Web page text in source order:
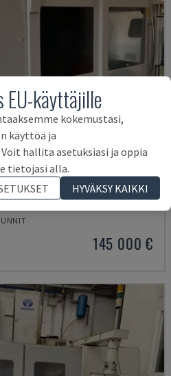
145 000 €
EU-käyttäjille
kokemustasi,
käyttöä ja
hallita asetuksiasi ja oppia
tietojasi alla.
HYVÄKSY KAIKKI